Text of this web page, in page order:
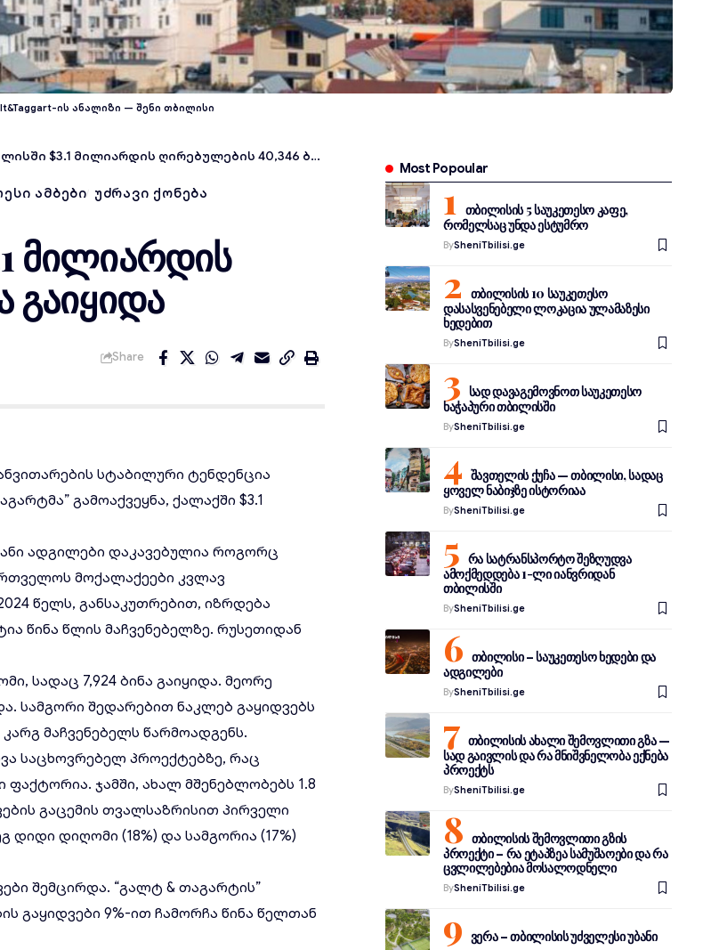
ის ანალიზი — შენი თბილისი
$3.1 მილიარდის ღირებულების 40,346 ბინა გაიყიდა
ᲐᲛᲑᲔᲑᲘ ᲣᲫᲠᲐᲕᲘ ᲥᲝᲜᲔᲑᲐ
მილიარდის
გაიყიდა
Share
სტაბილური ტენდენცია
გამოაქვეყნა, ქალაქში $3.1
ადგილები დაკავებულია როგორც
მოქალაქეები კვლავ
წელს, განსაკუთრებით, იზრდება
წინა წლის მაჩვენებელზე. რუსეთიდან
სადაც 7,924 ბინა გაიყიდა. მეორე
სამგორი შედარებით ნაკლებ გაყიდვებს
მაჩვენებელს წარმოადგენს.
საცხოვრებელ პროექტებზე, რაც
ჯამში, ახალ მშენებლობებს 1.8
გაცემის თვალსაზრისით პირველი
დიდი დიღომი (18%) და სამგორია (17%)
შემცირდა. “გალტ & თაგარტის”
გაყიდვები 9%-ით ჩამორჩა წინა წელთან
Most Popoular
თბილისის 5 საუკეთესო კაფე,
რომელსაც უნდა ესტუმრო
BySheniTbilisi.ge
თბილისის 10 საუკეთესო
დასასვენებელი ლოკაცია ულამაზესი
ხედებით
BySheniTbilisi.ge
სად დავაგემოვნოთ საუკეთესო
ხაჭაპური თბილისში
BySheniTbilisi.ge
შავთელის ქუჩა — თბილისი, სადაც
ყოველ ნაბიჯზე ისტორიაა
BySheniTbilisi.ge
რა სატრანსპორტო შეზღუდვა
ამოქმედდება 1-ლი იანვრიდან
თბილისში
BySheniTbilisi.ge
თბილისი – საუკეთესო ხედები და
ადგილები
BySheniTbilisi.ge
თბილისის ახალი შემოვლითი გზა —
სად გაივლის და რა მნიშვნელობა ექნება
პროექტს
BySheniTbilisi.ge
თბილისის შემოვლითი გზის
პროექტი – რა ეტაპზეა სამუშაოები და რა
ცვლილებებია მოსალოდნელი
BySheniTbilisi.ge
ვერა – თბილისის უძველესი უბანი